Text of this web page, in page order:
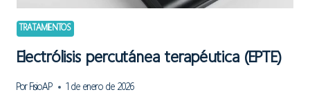
TRATAMIENTOS
Electrólisis percutánea terapéutica (EPTE)
Por FisioAP 1 de enero de 2026